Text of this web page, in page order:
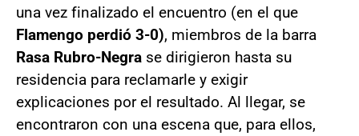
una vez finalizado el encuentro (en el que
Flamengo perdió 3-0), miembros de la barra
Rasa Rubro-Negra se dirigieron hasta su
residencia para reclamarle y exigir
explicaciones por el resultado. Al llegar, se
encontraron con una escena que, para ellos,